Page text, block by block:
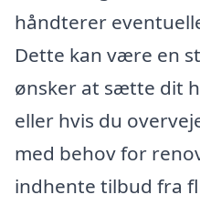
håndterer
Dette kan være en
ønsker at sætte dit
eller hvis du
med behov for
indhente tilbud fra